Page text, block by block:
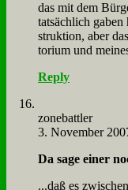
das mit dem
tat­säch­lich
struk­ti­on, aber
to­ri­um und
Reply
zone­batt­ler
3. November
Da sa­ge ei­ner
...daß es